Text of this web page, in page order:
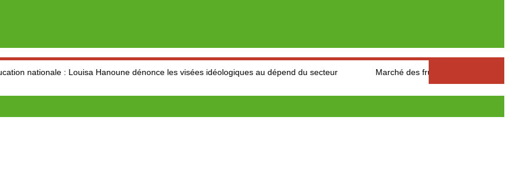
: Louisa Hanoune dénonce les visées idéologiques au dépend du secteur Marché des fruits est légumes : Les